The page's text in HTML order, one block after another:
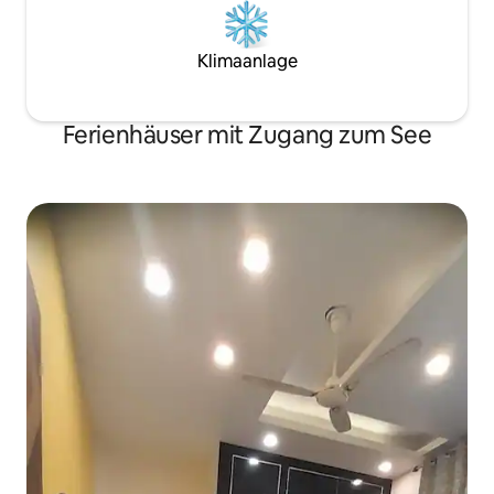
Klimaanlage
Ferienhäuser mit Zugang zum See